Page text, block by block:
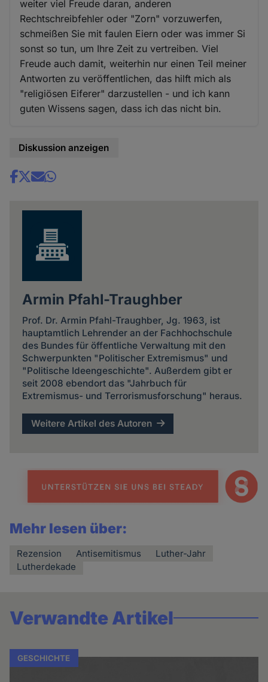
weiter viel Freude daran, anderen
Rechtschreibfehler oder "Zorn" vorzuwerfen,
schmeißen Sie mit faulen Eiern oder was immer Si
sonst so tun, um Ihre Zeit zu vertreiben. Viel
Freude auch damit, weiterhin nur einen Teil meiner
Antworten zu veröffentlichen, das hilft mich als
"religiösen Eiferer" darzustellen - und ich kann
guten Wissens sagen, dass ich das nicht bin.
Diskussion anzeigen
Share
Armin Pfahl-Traughber
Prof. Dr. Armin Pfahl-Traughber, Jg. 1963, ist
hauptamtlich Lehrender an der Fachhochschule
des Bundes für öffentliche Verwaltung mit den
Schwerpunkten "Politischer Extremismus" und
"Politische Ideengeschichte". Außerdem gibt er
seit 2008 ebendort das "Jahrbuch für
Extremismus- und Terrorismusforschung" heraus.
Weitere Artikel des Autoren
Mehr lesen über:
Rezension Antisemitismus
Luther-Jahr
Lutherdekade
Verwandte Artikel
GESCHICHTE